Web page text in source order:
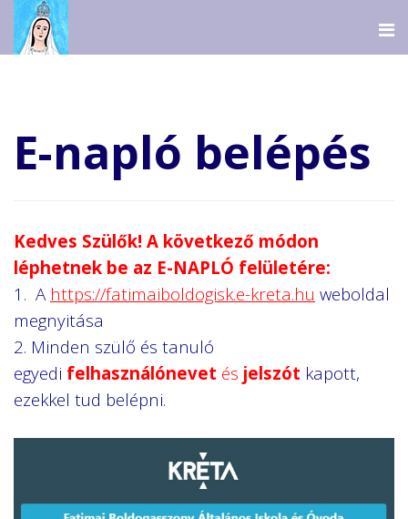
E-napló belépés
Kedves Szülők! A következő módon
léphetnek be az E-NAPLÓ felületére:
1. A https://fatimaiboldogisk.e-kreta.hu weboldal
megnyitása
2. Minden szülő és tanuló
egyedi felhasználónevet és jelszót kapott,
ezekkel tud belépni.